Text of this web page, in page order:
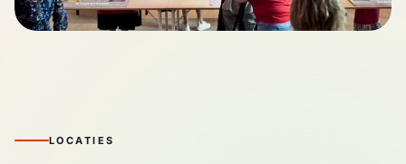
LOCATIES